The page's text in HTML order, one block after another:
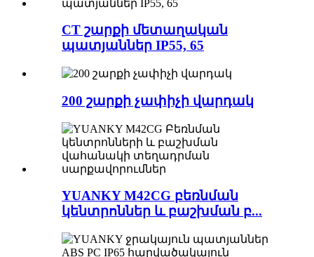
CT շարքի մետաղական
պատյաններ IP55, 65
200 շարքի չափիչի վարդակ
YUANKY M42CG բեռնման
կենտրոններ և բաշխման բ...